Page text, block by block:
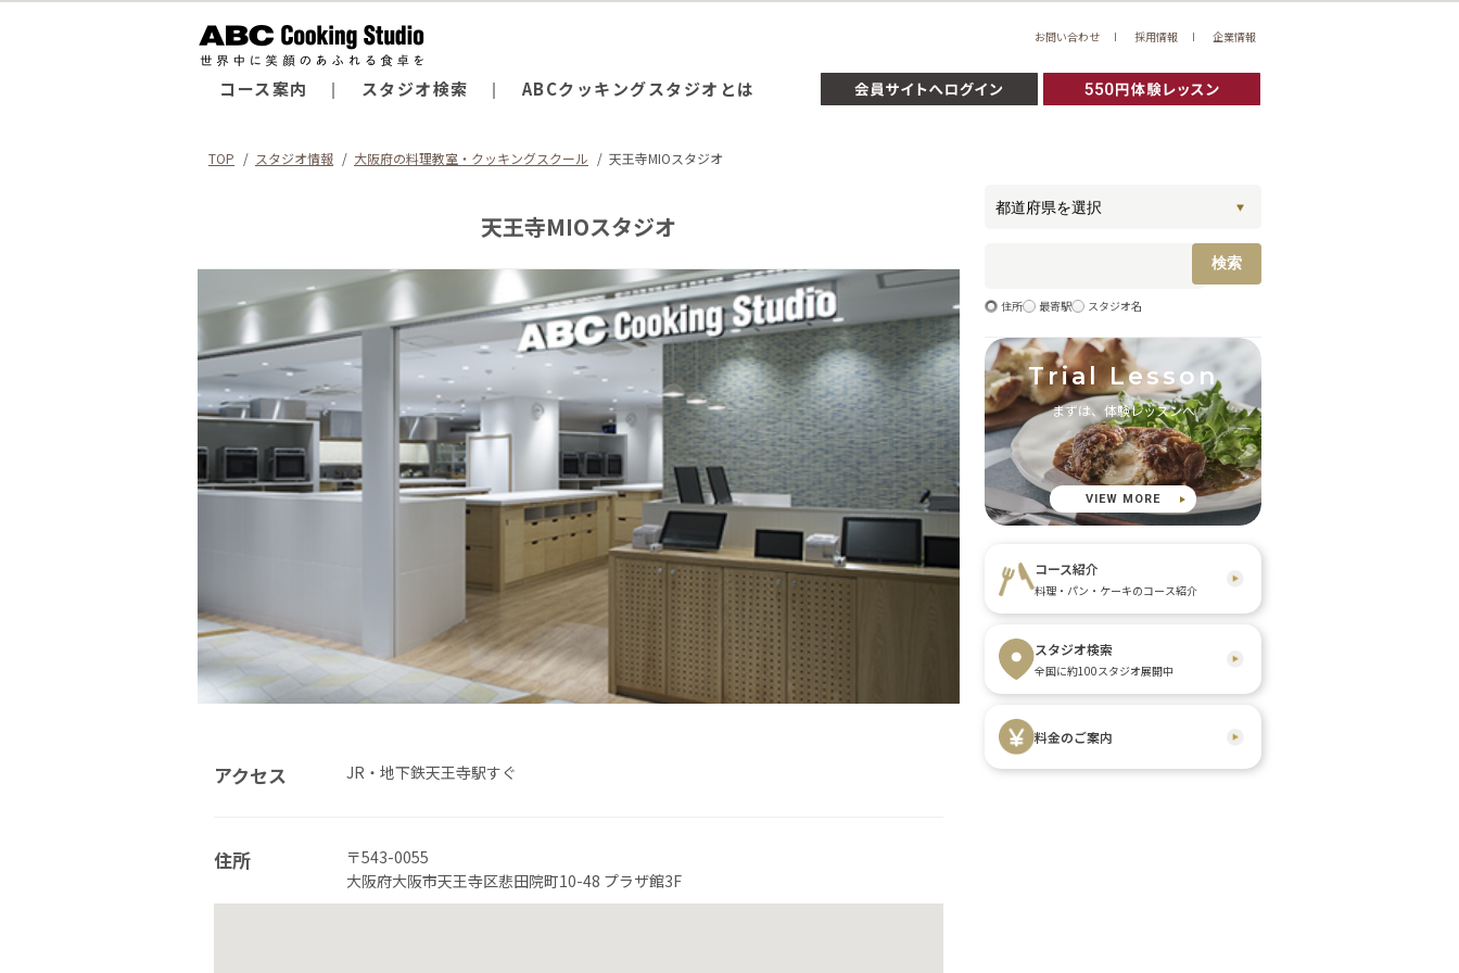
コース案内 スタジオ検索 ABCクッキングスタジオとは
お問い合わせ 採用情報 企業情報
TOP スタジオ情報 大阪府の料理教室・クッキングスクール 天王寺MIOスタジオ
天王寺MIOスタジオ
アクセス JR・地下鉄天王寺駅すぐ
住所
〒543-0055
大阪府大阪市天王寺区悲田院町10-48 プラザ館3F
住所 最寄駅 スタジオ名
Trial Lesson
まずは、体験レッスンへ
VIEW MORE
コース紹介
料理・パン・ケーキのコース紹介
スタジオ検索
全国に約100スタジオ展開中
料金のご案内